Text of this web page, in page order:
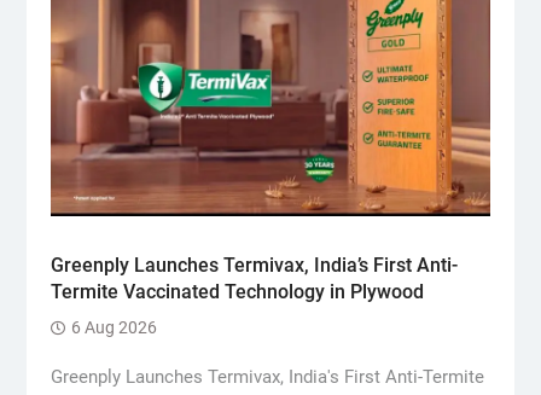
Greenply Launches Termivax, India’s First Anti-
Termite Vaccinated Technology in Plywood
6 Aug 2026
Greenply Launches Termivax, India's First Anti-Termite